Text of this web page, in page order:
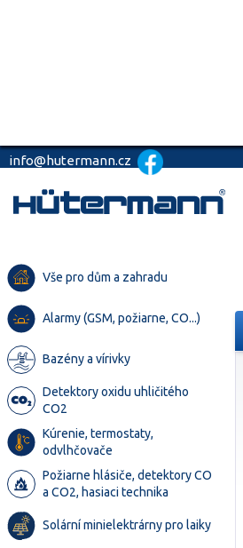
info@hutermann.cz
Vše pro dům a zahradu
Alarmy (GSM, požiarne, CO...)
Bazény a vírivky
Detektory oxidu uhličitého
CO2
Kúrenie, termostaty,
odvlhčovače
Požiarne hlásiče, detektory CO
a CO2, hasiaci technika
Solární minielektrárny pro laiky